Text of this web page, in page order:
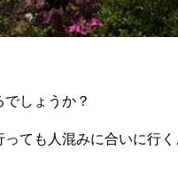
しょうか？
ても人混みに合いに行